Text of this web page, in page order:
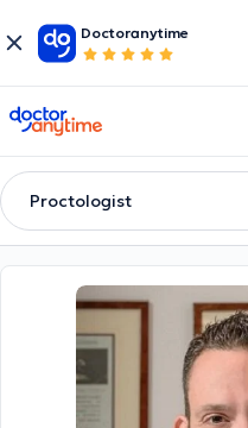
Doctoranytime
doctoranytime
Proctologist